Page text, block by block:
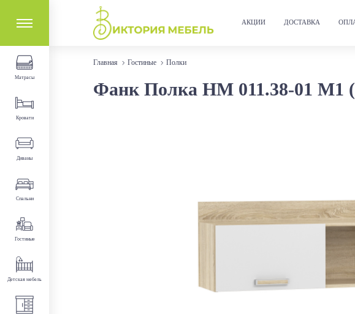
АКЦИИ ДОСТАВКА
Матрасы
Кровати
Диваны
Спальни
Гостиные
Детская мебель
Главная Гостиные Полки
Фанк Полка НМ 011.38-01 М1